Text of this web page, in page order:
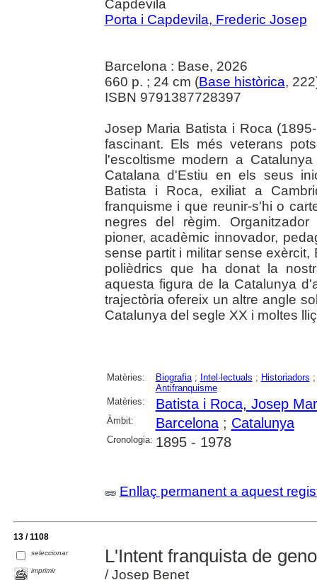
Capdevila
Porta i Capdevila, Frederic Josep
Barcelona : Base, 2026
660 p. ; 24 cm (Base històrica,
ISBN 9791387728397
Josep Maria Batista i Roca
fascinant. Els més veterans
l'escoltisme modern a
Catalana d'Estiu en els seus
Batista i Roca, exiliat a
franquisme i que reunir-s'hi o
negres del règim.
pioner, acadèmic innovador,
sense partit i militar sense
polièdrics que ha donat la
aquesta figura de la Catalunya
trajectòria ofereix un altre angle
Catalunya del segle XX i moltes
Matèries: Biografia; Intel·lectuals ; Historiadors
Antifranquisme
Matèries:
Batista i Roca, Josep
Àmbit: Barcelona; Catalunya
Cronologia: 1895 - 1978
Enllaç permanent a aquest
13 / 1108
seleccionar
imprimir
L'Intent franquista de
/ Josep Benet